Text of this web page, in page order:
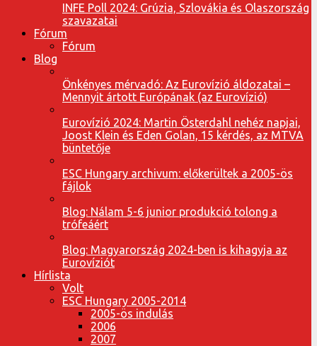
INFE Poll 2024: Grúzia, Szlovákia és Olaszország
szavazatai
Fórum
Fórum
Blog
Önkényes mérvadó: Az Eurovízió áldozatai –
Mennyit ártott Európának (az Eurovízió)
Eurovízió 2024: Martin Österdahl nehéz napjai,
Joost Klein és Eden Golan, 15 kérdés, az MTVA
büntetője
ESC Hungary archivum: előkerültek a 2005-ös
fájlok
Blog: Nálam 5-6 junior produkció tolong a
trófeáért
Blog: Magyarország 2024-ben is kihagyja az
Eurovíziót
Hírlista
Volt
ESC Hungary 2005-2014
2005-ös indulás
2006
2007